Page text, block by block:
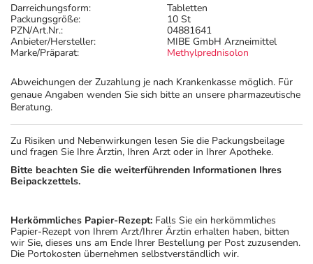
Darreichungsform:
Tabletten
Packungsgröße:
10 St
PZN/Art.Nr.:
04881641
Anbieter/Hersteller:
MIBE GmbH Arzneimittel
Marke/Präparat:
Methylprednisolon
Abweichungen der Zuzahlung je nach Krankenkasse möglich. Für
genaue Angaben wenden Sie sich bitte an unsere pharmazeutische
Beratung.
Zu Risiken und Nebenwirkungen lesen Sie die Packungsbeilage
und fragen Sie Ihre Ärztin, Ihren Arzt oder in Ihrer Apotheke.
Bitte beachten Sie die weiterführenden Informationen Ihres
Beipackzettels.
Herkömmliches Papier-Rezept: Falls Sie ein herkömmliches
Papier-Rezept von Ihrem Arzt/Ihrer Ärztin erhalten haben, bitten
wir Sie, dieses uns am Ende Ihrer Bestellung per Post zuzusenden.
Die Portokosten übernehmen selbstverständlich wir.